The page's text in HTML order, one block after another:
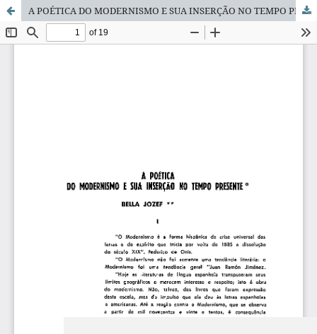
A POÉTICA DO MODERNISMO E SUA INSERÇÃO NO TEMPO PRESENTE